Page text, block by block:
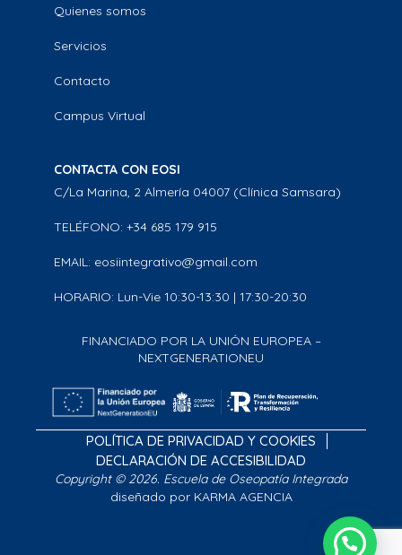
Quienes somos
Servicios
Contacto
Campus Virtual
CONTACTA CON EOSI
C/La Marina, 2 Almería 04007 (Clínica Samsara)
TELÉFONO: +34 685 179 915
EMAIL: eosiintegrativo@gmail.com
HORARIO: Lun-Vie 10:30-13:30 | 17:30-20:30
FINANCIADO POR LA UNIÓN EUROPEA –
NEXTGENERATIONEU
POLÍTICA DE PRIVACIDAD Y COOKIES
DECLARACIÓN DE ACCESIBILIDAD
Copyright © 2026. Escuela de Oseopatía Integrada
diseñado por KARMA AGENCIA